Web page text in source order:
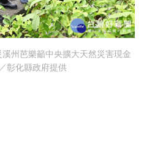
州芭樂籲中央擴大天然災害現金
彰化縣政府提供